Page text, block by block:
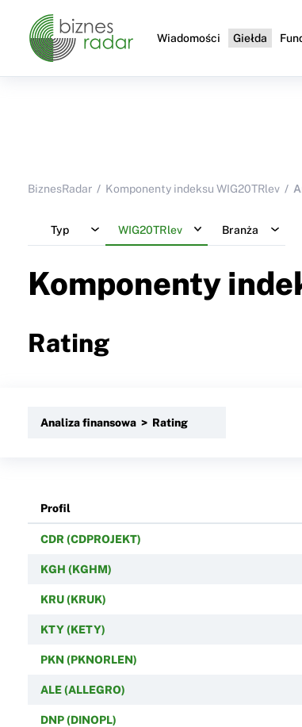
Wiadomości Giełda
BiznesRadar Komponenty indeksu WIG20TRlev
Typ WIG20TRlev Branża
Komponenty
Rating
Analiza finansowa > Rating
Profil
CDR (CDPROJEKT)
KGH (KGHM)
KRU (KRUK)
KTY (KETY)
PKN (PKNORLEN)
ALE (ALLEGRO)
DNP (DINOPL)